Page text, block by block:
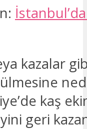
kazalar
kaş
geri